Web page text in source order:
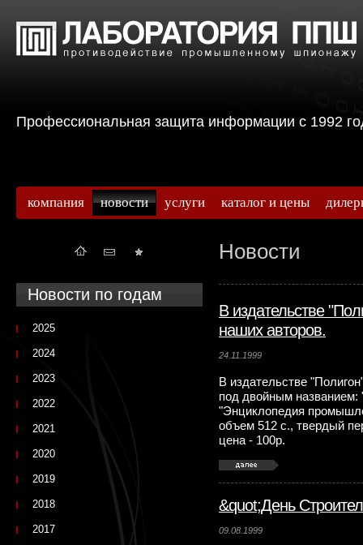
Профессиональная защита информации с
компания новости услуги каталог и цены
Новости
В издательстве
наших авторов.
24.11.1999
В издательстве
под двойным названием:
"Энциклопедия
объем 512 с., твердый
цена - 100р.
&quot;День
09.08.1999
Новости по годам
2025
2024
2023
2022
2021
2020
2019
2018
2017